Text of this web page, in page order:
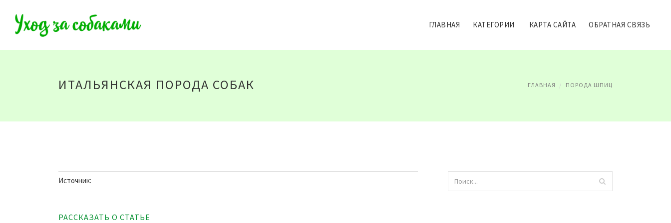
ГЛАВНАЯ КАТЕГОРИИ КАРТА САЙТА ОБРАТНАЯ СВЯЗЬ
ИТАЛЬЯНСКАЯ ПОРОДА СОБАК ГЛАВНАЯ ПОРОДА ШПИЦ
Источник:
РАССКАЗАТЬ О СТАТЬЕ